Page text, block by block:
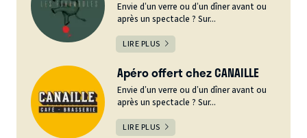
Envie d’un verre ou d’un dîner avant ou
après un spectacle ? Sur...
LIRE PLUS
Apéro offert chez CANAILLE
Envie d’un verre ou d’un dîner avant ou
après un spectacle ? Sur...
LIRE PLUS